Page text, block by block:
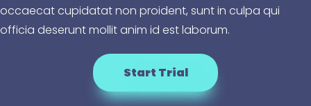
occaecat cupidatat non proident, sunt in culpa qui
officia deserunt mollit anim id est laborum.
Start Trial